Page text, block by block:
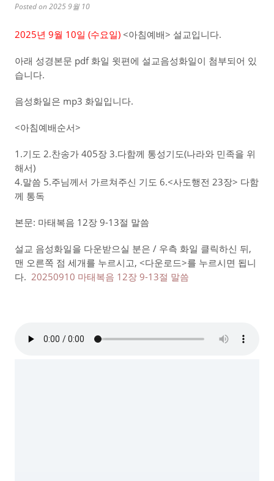
Posted on 2025 9월 10
2025년 9월 10일 (수요일) <아침예배> 설교입니다.
아래 성경본문 pdf 화일 윗편에 설교음성화일이 첨부되어 있
습니다.
음성화일은 mp3 화일입니다.
<아침예배순서>
1.기도 2.찬송가 405장 3.다함께 통성기도(나라와 민족을 위
해서)
4.말씀 5.주님께서 가르쳐주신 기도 6.<사도행전 23장> 다함
께 통독
본문: 마태복음 12장 9-13절 말씀
설교 음성화일을 다운받으실 분은 / 우측 화일 클릭하신 뒤,
맨 오른쪽 점 세개를 누르시고, <다운로드>를 누르시면 됩니
다. 20250910 마태복음 12장 9-13절 말씀